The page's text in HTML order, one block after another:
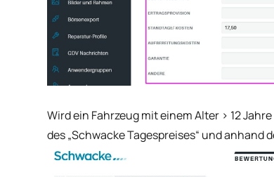
Wird ein Fahrzeug mit einem Alter > 12
des „Schwacke Tagespreises“ und anhand